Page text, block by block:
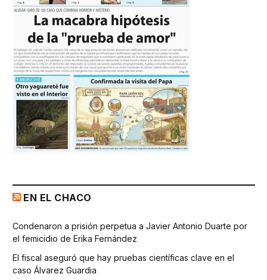
EN EL CHACO
Condenaron a prisión perpetua a Javier Antonio Duarte por
el femicidio de Erika Fernández
El fiscal aseguró que hay pruebas científicas clave en el
caso Álvarez Guardia